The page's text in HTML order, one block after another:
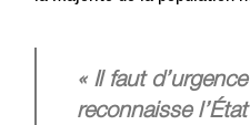
« Il faut
reconnaisse